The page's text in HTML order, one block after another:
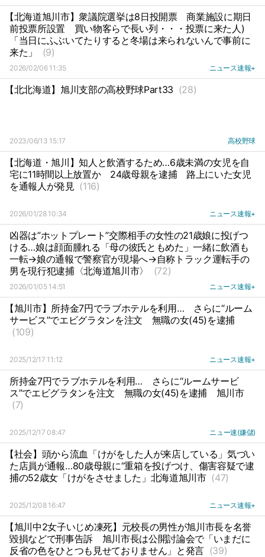
【北海道旭川市】衆議院選挙は8日投開票
商業施設に期日
前投票所設置
買い物客らで長い列・・・投票に来た人)
「当日にふぶいてたりすると冬場は来られないんで事前に
来た」
(9)
2026/02/06 11:35 ニュース速報+
【北北海道】旭川支部の高校野球Part33 (28)
2023/06/13 15:17 高校野球
【北海道・旭川】知人と飲酒するため…6歳未満の女児を自
宅に11時間以上放置か
24歳母親を逮捕
路上にいた女児
を通報人が発見 (116)
2026/01/28 10:34 ニュース速報+
凶器は”ホットプレート”交際相手の女性の21歳娘に投げつ
ける…娘は顔面腫れる「母の彼氏ともめた」一緒に飲酒も
一転→娘の通報で警察官が現場へ→自称トラック運転手の
男を現行犯逮捕〈北海道旭川市〉
(72)
2026/01/05 14:51 ニュース速報+
【旭川市】所持金7円でラブホテルを利用…
さらに“ルーム
サービス”でエビグラタンを注文
無職の女(45)を逮捕
(109)
2025/12/17 11:12 ニュース速報+
所持金7円でラブホテルを利用…
さらに“ルームサービ
ス”でエビグラタンを注文
無職の女(45)を逮捕
旭川市
(7)
2025/12/17 08:47 ニュー速(嫌儲)
【社会】頭から流血「けがをした人が来店している」気づい
た店員が通報…80歳母親に“重箱を投げつけ、傷害容疑で逮
捕の52歳女「けがをさせました」北海道旭川市 (47)
2025/12/08 16:47 ニュース速報+
【旭川中2女子いじめ凍死】元校長の男性が旭川市長を名誉
毀損などで刑事告訴
旭川市長は公開討論会で「いまだに
反省の色をひとつも見せておりません」と発言 (39)